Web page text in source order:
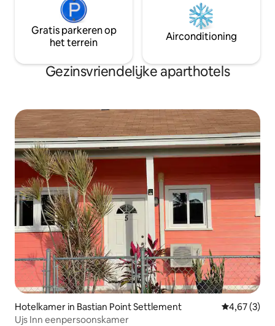
Gratis parkeren op
het terrein
Airconditioning
Gezinsvriendelijke aparthotels
Hotelkamer in Bastian Point Settlement
4,67 (3)
Ujs Inn eenpersoonskamer